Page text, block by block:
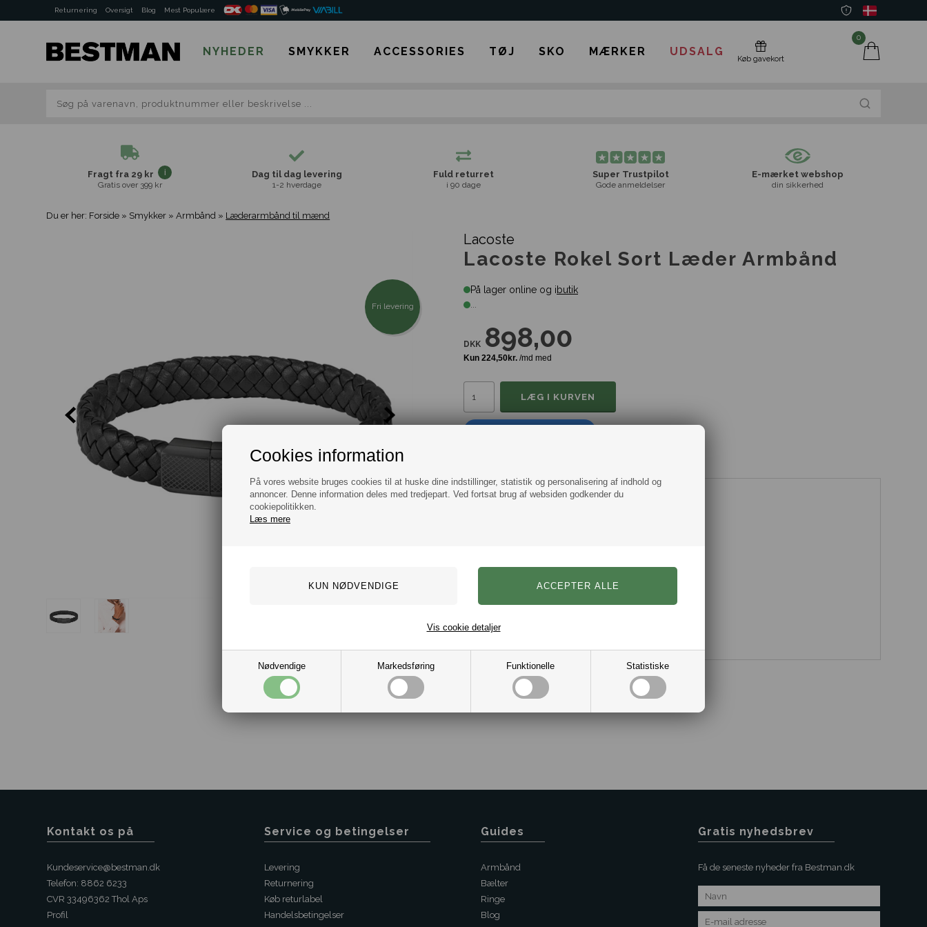
Cookies information
På vores website bruges cookies til at huske dine indstillinger, statistik og personalisering af indhold og
annoncer. Denne information deles med tredjepart. Ved fortsat brug af websiden godkender du
cookiepolitikken.
Læs mere
Nødvendige Markedsføring Funktionelle Statistiske
Vis cookie detaljer
Returnering Oversigt Blog Mest Populære
NYHEDER SMYKKER ACCESSORIES TØJ SKO MÆRKER UDSALG
0
Køb gavekort
Fragt fra 29 kr
Gratis over 399 kr
Dag til dag levering
1-2 hverdage
Fuld returret
i 90 dage
Super Trustpilot
Gode anmeldelser
E-mærket webshop
din sikkerhed
Du er her: Forside » Smykker »Armbånd » Læderarmbånd til mænd
Fri levering
Lacoste
Lacoste Rokel Sort Læder Armbånd
På lager online og ibutik
...
DKK 898,00
Smart justerbart læderarmbånd i sort fra Lacoste.
Bredde: 10 mm.
10012176
Kontakt os på
Kundeservice@bestman.dk
Telefon: 8862 6233
CVR 33496362 Thol Aps
Profil
Service og betingelser
Levering
Returnering
Køb returlabel
Handelsbetingelser
Guides
Armbånd
Bælter
Ringe
Blog
Gratis nyhedsbrev
Få de seneste nyheder fra Bestman.dk